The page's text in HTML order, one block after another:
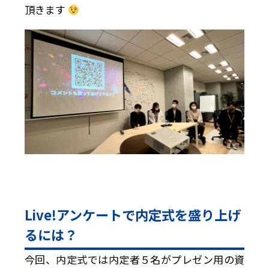
頂きます
Live!アンケートで内定式を盛り上げ
るには？
今回、内定式では内定者５名がプレゼン用の資